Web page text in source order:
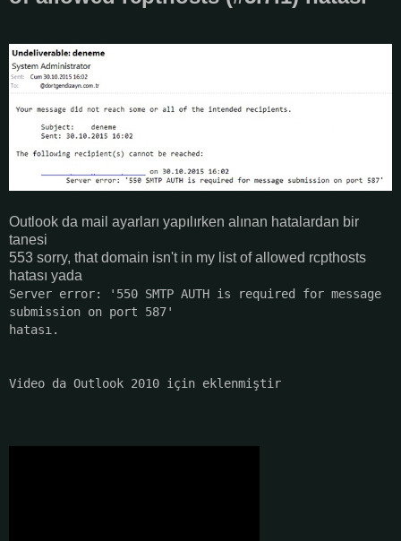
Outlook da mail ayarları yapılırken alınan hatalardan bir
tanesi
553 sorry, that domain isn't in my list of allowed rcpthosts
hatası yada
Server error: '550 SMTP AUTH is required for message
submission on port 587'
hatası.
Video da Outlook 2010 için eklenmiştir